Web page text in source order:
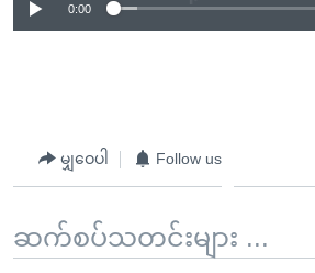
0:00
မျှဝေပါ Follow us
ဆက်စပ်သတင်းများ ...